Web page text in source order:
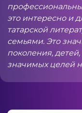
это интересно и
татарской
семьями. Это
поколения,
значимых целей